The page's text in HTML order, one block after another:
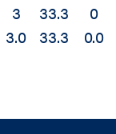
3
3.0
33.3
33.3
0
0.0